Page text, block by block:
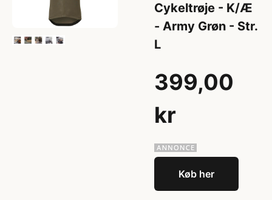
Cykeltrøje - K/Æ
- Army Grøn - Str.
L
399,00
kr
Køb her